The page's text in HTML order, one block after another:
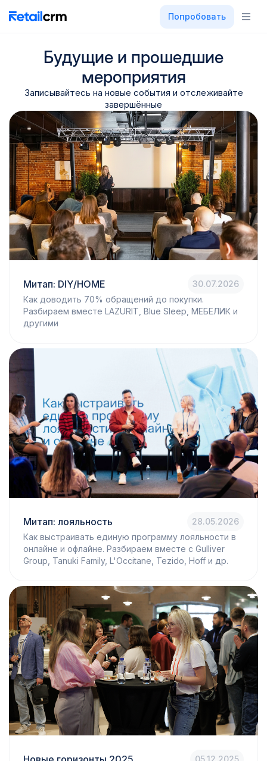
Попробовать
Будущие и прошедшие
мероприятия
Записывайтесь на новые события и отслеживайте
завершённые
Митап: DIY/HOME
30.07.2026
Как доводить 70% обращений до покупки.
Разбираем вместе LAZURIT, Blue Sleep, МЕБЕЛИК и
другими
Митап: лояльность
28.05.2026
Как выстраивать единую программу лояльности в
онлайне и офлайне. Разбираем вместе с Gulliver
Group, Tanuki Family, L'Occitane, Tezido, Hoff и др.
05.12.2025